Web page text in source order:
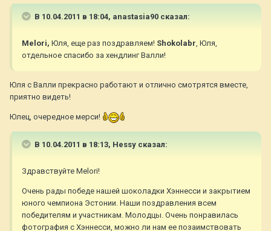
В 10.04.2011 в 18:04, anastasia90 сказал:
Melori, Юля, еще раз поздравляем! Shokolabr, Юля,
отдельное спасибо за хендлинг Валли!
Юля с Валли прекрасно работают и отлично смотрятся вместе,
приятно видеть!
Юлец, очередное мерси!
В 10.04.2011 в 18:13, Hessy сказал:
Здравствуйте Melori!
Очень рады победе нашей шоколадки Хэннесси и закрытием
юного чемпиона Эстонии. Наши поздравления всем
победителям и участникам. Молодцы. Очень понравилась
фотография с Хэннесси, можно ли нам ее позаимствовать